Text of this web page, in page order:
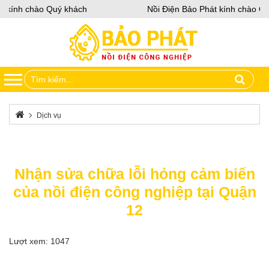
chào Quý khách Nồi Điện Bảo Phát kính chào
Dịch vụ
Nhận sửa chữa lỗi hỏng cảm biến
của nồi điện công nghiệp tại Quận
12
Lượt xem: 1047